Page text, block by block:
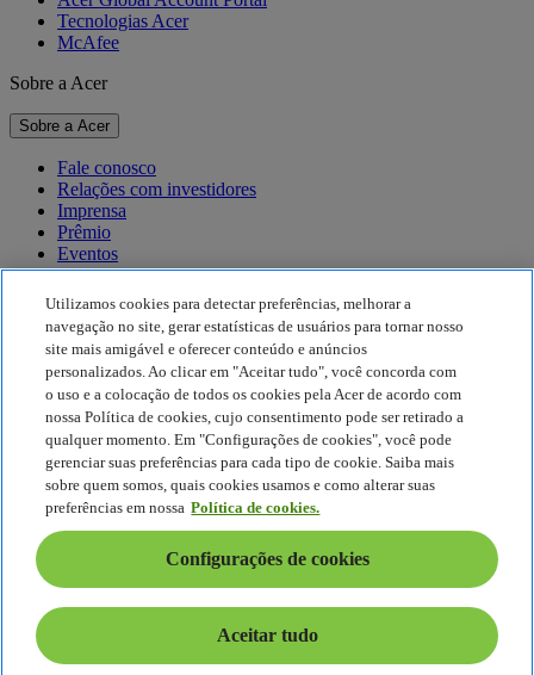
Tecnologias Acer
McAfee
Sobre a Acer
Sobre a Acer
Fale conosco
Relações com investidores
Imprensa
Prêmio
Eventos
Sustentabilidade
Sustentabilidade
Responsabilidade social corporativa
Pegada de carbono do produto
Project Humanity
Earthion
Política de Privacidade
Política de Cookies
Aviso legal
Informações legais adicionais
Política de acessibilidade
Configurações de cookies
Brasil - Português
© 2026 Acer Inc.
Utilizamos cookies para detectar preferências, melhorar a
navegação no site, gerar estatísticas de usuários para tornar nosso
site mais amigável e oferecer conteúdo e anúncios
personalizados. Ao clicar em "Aceitar tudo", você concorda com
o uso e a colocação de todos os cookies pela Acer de acordo com
nossa Política de cookies, cujo consentimento pode ser retirado a
qualquer momento. Em "Configurações de cookies", você pode
gerenciar suas preferências para cada tipo de cookie. Saiba mais
sobre quem somos, quais cookies usamos e como alterar suas
preferências em nossa Política de cookies.
Configurações de cookies
Aceitar tudo